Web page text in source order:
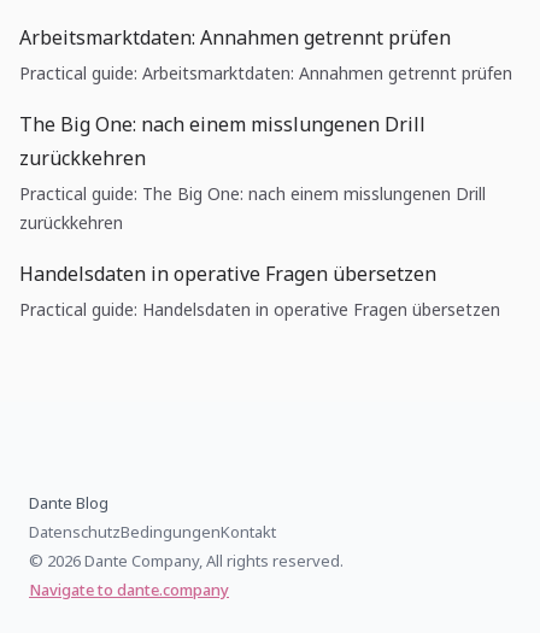
Arbeitsmarktdaten: Annahmen getrennt prüfen
Practical guide: Arbeitsmarktdaten: Annahmen getrennt prüfen
The Big One: nach einem misslungenen Drill
zurückkehren
Practical guide: The Big One: nach einem misslungenen Drill
zurückkehren
Handelsdaten in operative Fragen übersetzen
Practical guide: Handelsdaten in operative Fragen übersetzen
Dante Blog
DatenschutzBedingungenKontakt
© 2026 Dante Company, All rights reserved.
Navigate to dante.company